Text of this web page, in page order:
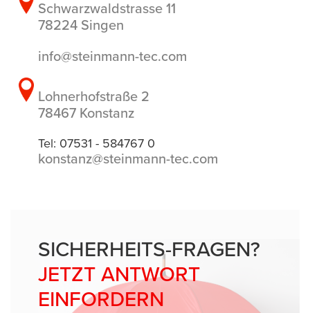
Schwarzwaldstrasse 11
78224 Singen
info@steinmann-tec.com
Lohnerhofstraße 2
78467 Konstanz
Tel: 07531 - 584767 0
konstanz@steinmann-tec.com
SICHERHEITS-FRAGEN?
JETZT ANTWORT
EINFORDERN